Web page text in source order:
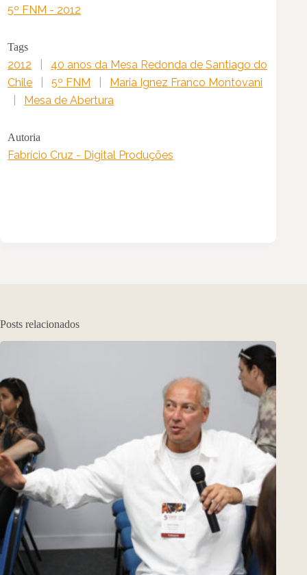
5º FNM - 2012
Tags
2012
40 anos da Mesa Redonda de Santiago do
Chile
5º FNM
Maria Ignez Franco Montovani
Mesa de Abertura
Autoria
Fabrício Cruz - Digital Produções
Posts relacionados